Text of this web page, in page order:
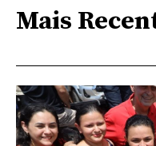
Mais